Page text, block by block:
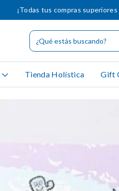
¡Todas tus compras
Tienda Holística Gift